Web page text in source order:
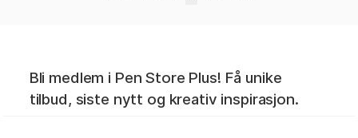
Bli medlem i Pen Store Plus! Få unike
tilbud, siste nytt og kreativ inspirasjon.